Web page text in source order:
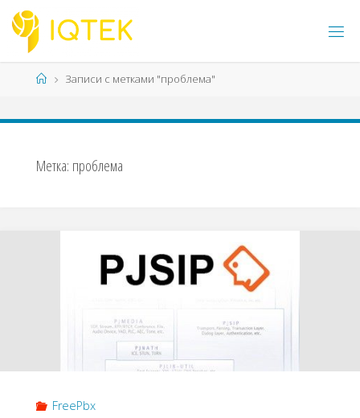
Перейти
содержимому
ГлавнаяЗаписи с метками "проблема"
Метка: проблема
FreePbx